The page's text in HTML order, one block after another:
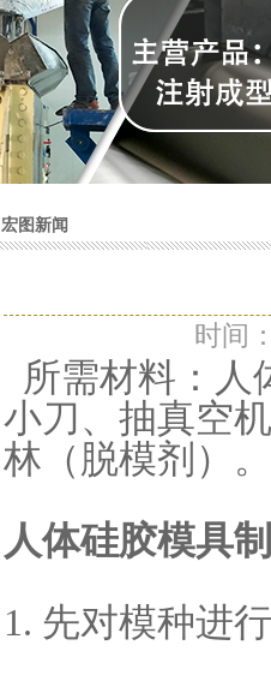
宏图新闻
时间
所需材料： 人
小刀、抽真空
林（脱模剂）。
人体硅胶模具
1. 先对模种进